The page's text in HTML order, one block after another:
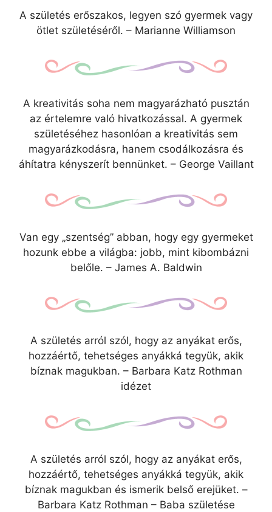
A születés erőszakos, legyen szó gyermek vagy
ötlet születéséről. – Marianne Williamson
A kreativitás soha nem magyarázható pusztán
az értelemre való hivatkozással. A gyermek
születéséhez hasonlóan a kreativitás sem
magyarázkodásra, hanem csodálkozásra és
áhítatra kényszerít bennünket. – George Vaillant
Van egy „szentség” abban, hogy egy gyermeket
hozunk ebbe a világba: jobb, mint kibombázni
belőle. – James A. Baldwin
A születés arról szól, hogy az anyákat erős,
hozzáértő, tehetséges anyákká tegyük, akik
bíznak magukban. – Barbara Katz Rothman
idézet
A születés arról szól, hogy az anyákat erős,
hozzáértő, tehetséges anyákká tegyük, akik
bíznak magukban és ismerik belső erejüket. –
Barbara Katz Rothman – Baba születése